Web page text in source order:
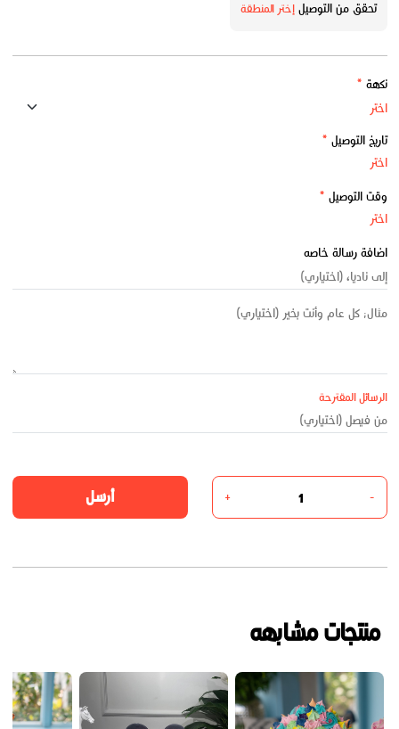
تحقق من التوصيلإختر المنطقة
نكهة *
تاريخ التوصيل *
وقت التوصيل *
اضافة رسالة خاصه
الرسائل المقترحة
-
+ أرسل
منتجات مشابهه